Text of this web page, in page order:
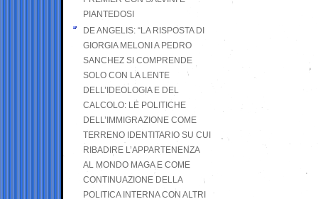
PIANTEDOSI
DE ANGELIS: “LA RISPOSTA DI
GIORGIA MELONI A PEDRO
SANCHEZ SI COMPRENDE
SOLO CON LA LENTE
DELL’IDEOLOGIA E DEL
CALCOLO: LE POLITICHE
DELL’IMMIGRAZIONE COME
TERRENO IDENTITARIO SU CUI
RIBADIRE L’APPARTENENZA
AL MONDO MAGA E COME
CONTINUAZIONE DELLA
POLITICA INTERNA CON ALTRI